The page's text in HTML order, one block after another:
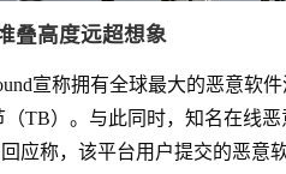
叠高度远超想象
宣称拥有全球最大的恶意软
TB）。与此同时，知名在线
回应称，该平台用户提交的恶意